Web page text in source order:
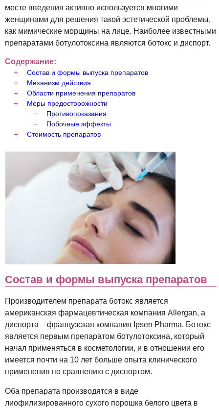
месте введения активно используется многими
женщинами для решения такой эстетической проблемы,
как мимические морщины на лице. Наиболее известными
препаратами ботулотоксина являются ботокс и диспорт.
Содержание:
Состав и формы выпуска препаратов
Механизм действия
Области применения препаратов
Меры предосторожности
Противопоказания
Побочные эффекты
Стоимость препаратов
Состав и формы выпуска препаратов
Производителем препарата ботокс является
американская фармацевтическая компания Allergan, а
диспорта – французская компания Ipsen Pharma. Ботокс
является первым препаратом ботулотоксина, который
начал применяться в косметологии, и в отношении его
имеется почти на 10 лет больше опыта клинического
применения по сравнению с диспортом.
Оба препарата производятся в виде
лиофилизированного сухого порошка белого цвета в